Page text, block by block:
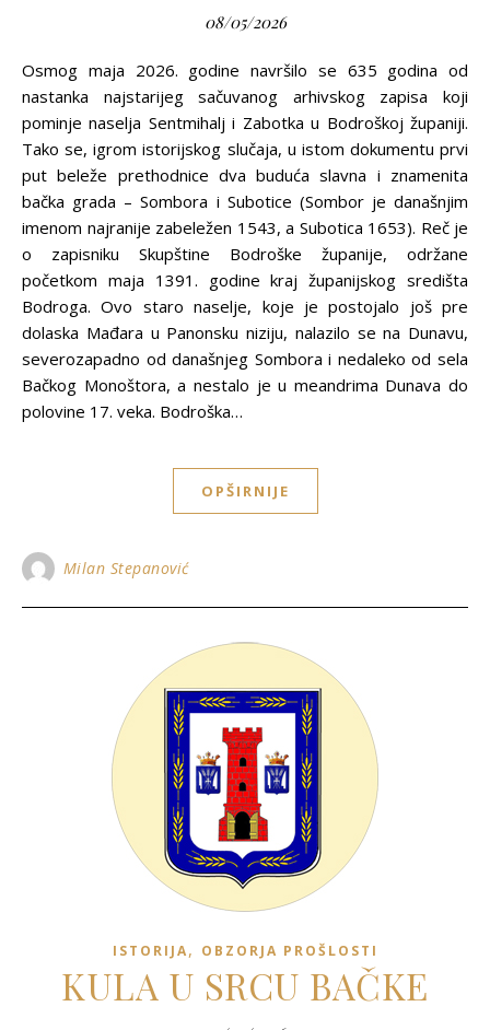
08/05/2026
Osmog maja 2026. godine navršilo se 635 godina od
nastanka najstarijeg sačuvanog arhivskog zapisa koji
pominje naselja Sentmihalj i Zabotka u Bodroškoj županiji.
Tako se, igrom istorijskog slučaja, u istom dokumentu prvi
put beleže prethodnice dva buduća slavna i znamenita
bačka grada – Sombora i Subotice (Sombor je današnjim
imenom najranije zabeležen 1543, a Subotica 1653). Reč je
o zapisniku Skupštine Bodroške županije, održane
početkom maja 1391. godine kraj županijskog središta
Bodroga. Ovo staro naselje, koje je postojalo još pre
dolaska Mađara u Panonsku niziju, nalazilo se na Dunavu,
severozapadno od današnjeg Sombora i nedaleko od sela
Bačkog Monoštora, a nestalo je u meandrima Dunava do
polovine 17. veka. Bodroška…
OPŠIRNIJE
Milan Stepanović
ISTORIJA, OBZORJA PROŠLOSTI
KULA U SRCU BAČKE